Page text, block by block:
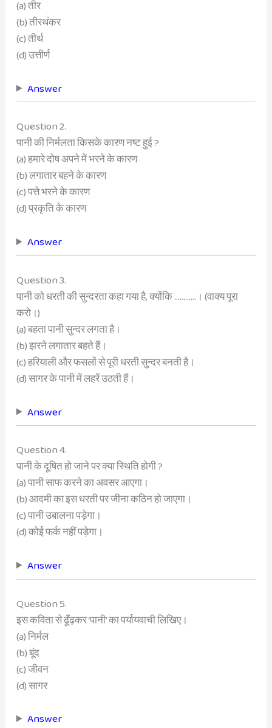
(a) तीर
(b) तीरथंकर
(c) तीर्थ
(d) उत्तीर्ण
Answer
Question 2.
पानी की निर्मलता किसके कारण नष्ट हुई ?
(a) हमारे दोष अपने में भरने के कारण
(b) लगातार बहने के कारण
(c) पत्ते भरने के कारण
(d) प्रकृति के कारण
Answer
Question 3.
पानी को धरती की सुन्दरता कहा गया है, क्योंकि …………। (वाक्य पूरा
करो।)
(a) बहता पानी सुन्दर लगता है।
(b) झरने लगातार बहते हैं।
(c) हरियाली और फसलों से पूरी धरती सुन्दर बनती है।
(d) सागर के पानी में लहरें उठती हैं।
Answer
Question 4.
पानी के दूषित हो जाने पर क्या स्थिति होगी ?
(a) पानी साफ करने का अवसर आएगा।
(b) आदमी का इस धरती पर जीना कठिन हो जाएगा।
(c) पानी उबालना पड़ेगा।
(d) कोई फर्क नहीं पड़ेगा।
Answer
Question 5.
इस कविता से ढूँढ़कर ‘पानी’ का पर्यायवाची लिखिए।
(a) निर्मल
(b) बूंद
(c) जीवन
(d) सागर
Answer